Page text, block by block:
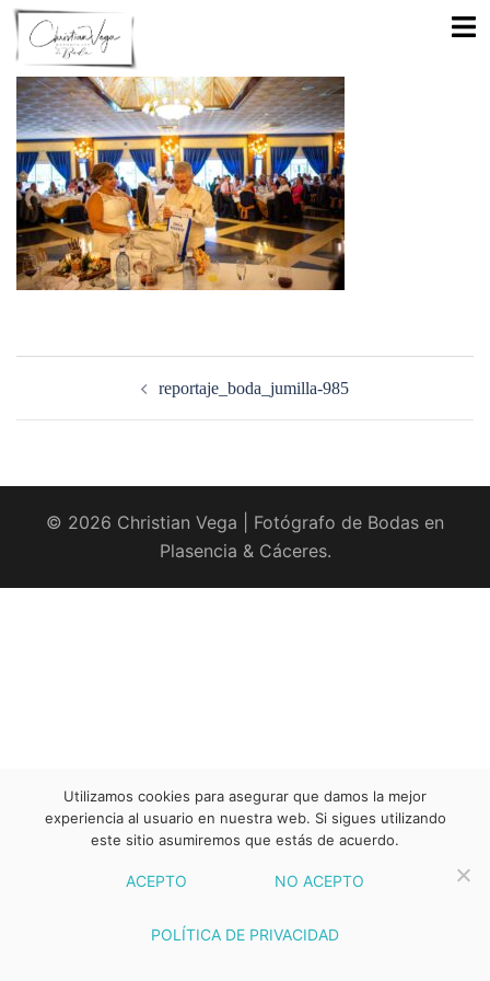
Saltar
contenido
reportaje_boda_jumilla-985
© 2026 Christian Vega | Fotógrafo de Bodas en
Plasencia & Cáceres.
Utilizamos cookies para asegurar que damos la mejor
experiencia al usuario en nuestra web. Si sigues utilizando
este sitio asumiremos que estás de acuerdo.
ACEPTO NO ACEPTO
POLÍTICA DE PRIVACIDAD